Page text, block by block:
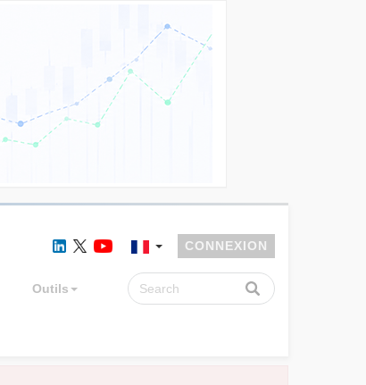
Outils
CONNEXION